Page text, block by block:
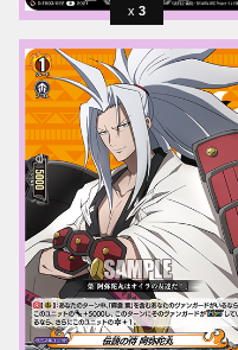
3